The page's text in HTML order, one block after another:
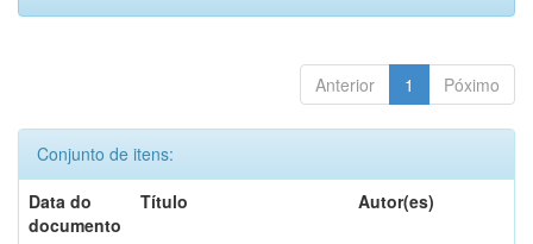
Anterior 1 Póximo
Conjunto de itens:
Data do
documento
Título Autor(es)